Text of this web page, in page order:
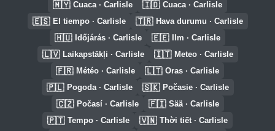
🇲🇾 Cuaca · Carlisle 🇮🇩 Cuaca · Carlisle
🇪🇸 El tiempo · Carlisle 🇹🇷 Hava durumu · Carlisle
🇭🇺 Időjárás · Carlisle 🇪🇪 Ilm · Carlisle
🇱🇻 Laikapstākļi · Carlisle 🇮🇹 Meteo · Carlisle
🇫🇷 Météo · Carlisle 🇱🇹 Oras · Carlisle
🇵🇱 Pogoda · Carlisle 🇸🇰 Počasie · Carlisle
🇨🇿 Počasí · Carlisle 🇫🇮 Sää · Carlisle
🇵🇹 Tempo · Carlisle 🇻🇳 Thời tiết · Carlisle